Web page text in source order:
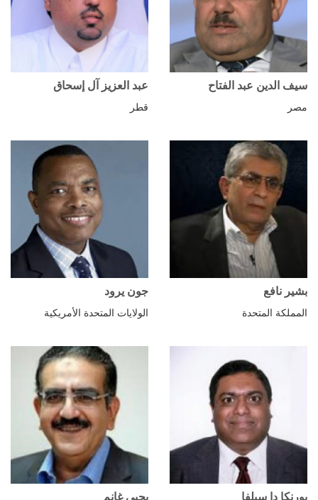
سيف الدين عبد الفتاح
مصر
عبد العزيز آل إسحاق
قطر
بشير نافع
المملكة المتحدة
جون يرود
الولايات المتحدة الأمريكية
بورنكا دا سيلفا يحيى غانم